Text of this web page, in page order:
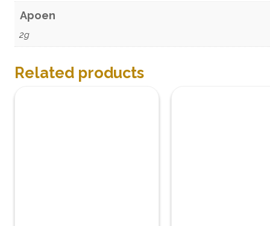
Apoen
2g
Related products